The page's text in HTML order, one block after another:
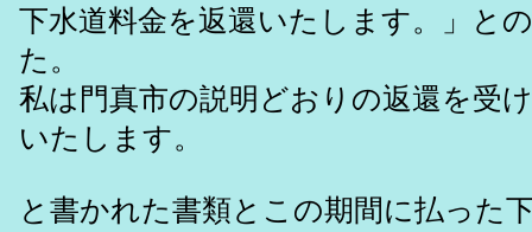
下水道料金を返還いたします。」と
た。
私は門真市の説明どおりの返還を受
いたします。
と書かれた書類とこの期間に払った